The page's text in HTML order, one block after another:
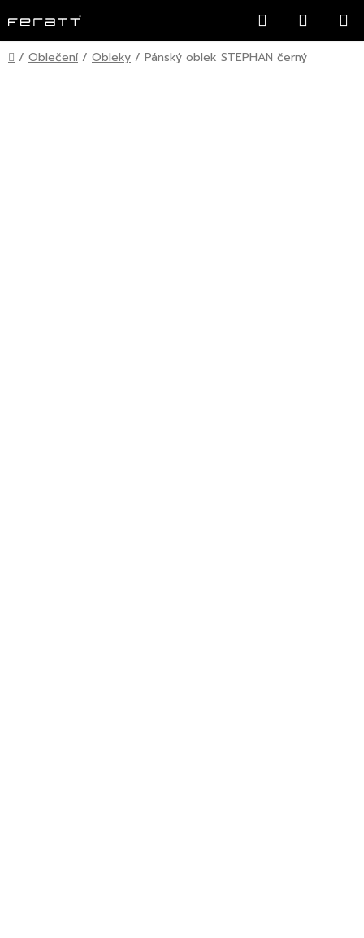
na
obsah
Hledat
KOŠÍK
Domů
/ Oblečení / Obleky / Pánský oblek STEPHAN černý